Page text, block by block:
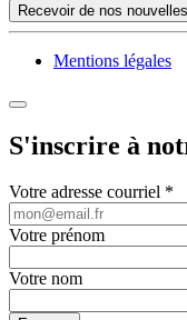
Recevoir de nos nouvelles
Mentions légales
S'inscrire à
Votre adresse courriel *
Votre prénom
Votre nom